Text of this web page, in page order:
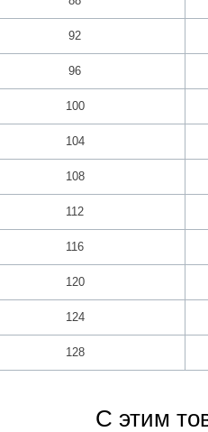
92
96
100
104
108
112
116
120
124
128
С этим